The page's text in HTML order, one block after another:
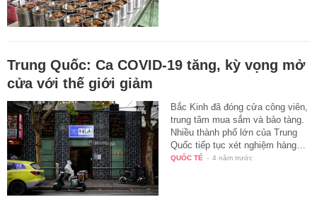
Trung Quốc: Ca COVID-19 tăng, kỳ vọng mở
cửa với thế giới giảm
Bắc Kinh đã đóng cửa công viên,
trung tâm mua sắm và bảo tàng.
Nhiều thành phố lớn của Trung
Quốc tiếp tục xét nghiệm hàng…
QUỐC TẾ - 4 năm trước